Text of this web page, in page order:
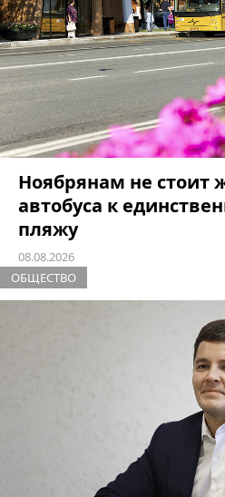
Ноябрянам не стоит
автобуса к
пляжу
08.08.2026
ОБЩЕСТВО